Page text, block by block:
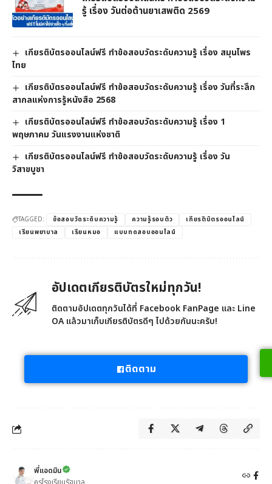
รู้ เรื่อง วันต่อต้านยาเสพติด 2569
เกียรติบัตรออนไลน์ฟรี ทำข้อสอบวัดระดับความรู้ เรื่อง สมุนไพร
ไทย
เกียรติบัตรออนไลน์ฟรี ทำข้อสอบวัดระดับความรู้ เรื่อง วันที่ระลึก
สากลแห่งการรู้หนังสือ 2568
เกียรติบัตรออนไลน์ฟรี ทำข้อสอบวัดระดับความรู้ เรื่อง 1
พฤษภาคม วันแรงงานแห่งชาติ
เกียรติบัตรออนไลน์ฟรี ทำข้อสอบวัดระดับความรู้ เรื่อง วัน
วิสาขบูชา
TAGGED: ข้อสอบวัดระดับความรู้ ความรู้รอบตัว
เกียรติบัตรออนไลน์
เรียนพยาบาล
เรียนหมอ แบบทดสอบออนไลน์
อัปเดตเกียรติบัตรใหม่ทุกวัน!
ติดตามอัปเดตทุกวันได้ที่ Facebook FanPage และ Line
OA แล้วมาเก็บเกียรติบัตรดีๆ ไปด้วยกันนะครับ!
ติดตาม
พี่แอดมิน